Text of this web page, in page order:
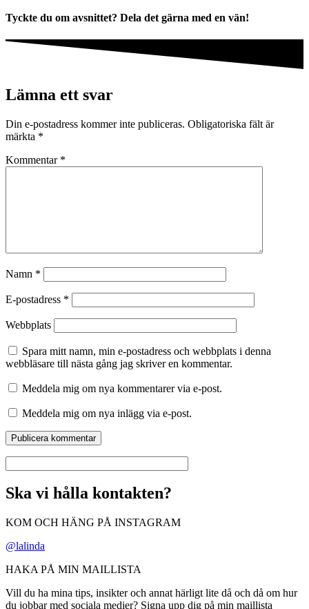
Tyckte du om avsnittet? Dela det gärna med en vän!
Lämna ett svar
Din e-postadress kommer inte publiceras. Obligatoriska fält är
märkta *
Kommentar *
Namn *
E-postadress *
Webbplats
Spara mitt namn, min e-postadress och webbplats i denna
webbläsare till nästa gång jag skriver en kommentar.
Meddela mig om nya kommentarer via e-post.
Meddela mig om nya inlägg via e-post.
Ska vi hålla kontakten?
KOM OCH HÄNG PÅ INSTAGRAM
@lalinda
HAKA PÅ MIN MAILLISTA
Vill du ha mina tips, insikter och annat härligt lite då och då om hur
du jobbar med sociala medier? Signa upp dig på min maillista